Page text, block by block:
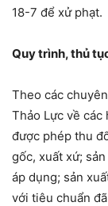
18-7 để xử phạt.
Quy trình, thủ
Theo các
Thảo Lực về các
được phép thu
gốc, xuất xứ;
áp dụng; sản
với tiêu chuẩn